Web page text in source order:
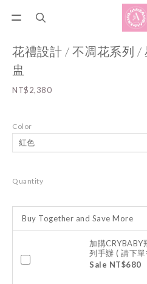
花禮設計 / 不凋花系列 /
盅
NT$2,380
Color
Quantity
Buy Together and Save More
加購CRYBABY
列手辦 ( 請下
Sale NT$680